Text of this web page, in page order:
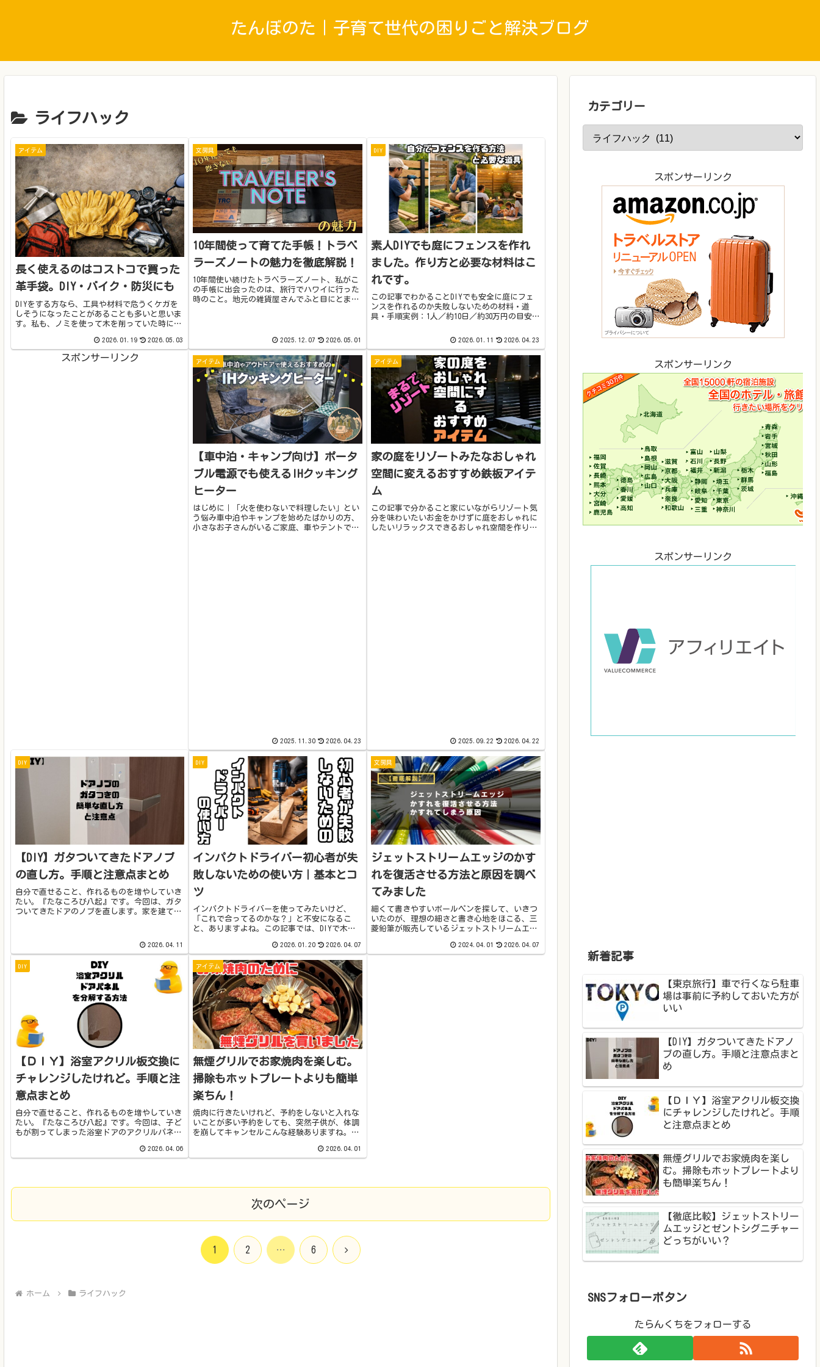
たんぼのた｜子育て世代の困りごと解決ブログ
ライフハック
アイテム
長く使えるのはコストコで買った
革手袋。DIY・バイク・防災にも
DIYをする方なら、工具や材料で危うくケガを
しそうになったことがあることも多いと思いま
す。私も、ノミを使って木を削っていた時に、
した。悪いことに素手で作業をしていたのでケ
ガをしてしまい、今も傷跡が薄...
2026.01.19 2026.05.03
文房具
10年間使って育てた手帳！トラベ
ラーズノートの魅力を徹底解説！
10年間使い続けたトラベラーズノート、私がこ
の手帳に出会ったのは、旅行でハワイに行った
時のこと。地元の雑貨屋さんでふと目にとまっ
2025.12.07 2026.05.01
DIY
素人DIYでも庭にフェンスを作れ
ました。作り方と必要な材料はこ
れです。
この記事でわかることDIYでも安全に庭にフェ
ンスを作れるのか失敗しないための材料・道
具・手順実例：1人／約10日／約30万円の目安倒
一緒に作る方が多い一方、家を建ててしばらく
2026.01.11 2026.04.23
スポンサーリンク アイテム
【車中泊・キャンプ向け】ポータ
ブル電源でも使えるIHクッキング
ヒーター
はじめに｜「火を使わないで料理したい」とい
う悩み車中泊やキャンプを始めたばかりの方、
小さなお子さんがいるご家庭、車やテントで火
2025.11.30 2026.04.23
アイテム
家の庭をリゾートみたなおしゃれ
空間に変えるおすすめ鉄板アイテ
ム
この記事で分かること家にいながらリゾート気
分を味わいたいお金をかけずに庭をおしゃれに
したいリラックスできるおしゃれ空間を作りた
2025.09.22 2026.04.22
DIY
【DIY】ガタついてきたドアノブ
の直し方。手順と注意点まとめ
自分で直せること、作れるものを増やしていき
たい。『たなころび八起』です。今回は、ガタ
ついてきたドアのノブを直します。家を建てた
が、ガタガタしてきました。ポロ... 2026.04.11
DIY
インパクトドライバー初心者が失
敗しないための使い方｜基本とコ
ツ
インパクトドライバーを使ってみたいけど、
「これで合ってるのかな？」と不安になるこ
と、ありますよね。この記事では、DIYで木工
安全のコツを発信しています。インパクトドラ
イバーはとても便利ですが、慣れな...
2026.01.20 2026.04.07
文房具
ジェットストリームエッジのかす
れを復活させる方法と原因を調べ
てみました
細くて書きやすいボールペンを探して、いきつ
いたのが、理想の細さと書き心地をほこる、三
菱鉛筆が販売しているジェットストリームエッ
と超極細で世界一（2019年8月現在）書き心地も
サラサラで、最高の一...
2024.04.01 2026.04.07
DIY
【ＤＩＹ】浴室アクリル板交換に
チャレンジしたけれど。手順と注
意点まとめ
自分で直せること、作れるものを増やしていき
たい。『たなころび八起』です。今回は、子ど
もが割ってしまった浴室ドアのアクリルパネル
は、ひびが入っただけじゃなく、完全に割れて
2026.04.06
アイテム
無煙グリルでお家焼肉を楽しむ。
掃除もホットプレートよりも簡単
楽ちん！
焼肉に行きたいけれど、予約をしないと入れな
いことが多い予約をしても、突然子供が、体調
を崩してキャンセルこんな経験ありますね。ほ
や掃除が面倒くさいといった方も多いんです。
2026.04.01
次のページ
1 2 … 6 次
ホーム ライフハック
カテゴリー
スポンサーリンク
スポンサーリンク
スポンサーリンク
新着記事
【東京旅行】車で行くなら駐車
場は事前に予約しておいた方が
いい
【DIY】ガタついてきたドアノ
ブの直し方。手順と注意点まと
め
【ＤＩＹ】浴室アクリル板交換
にチャレンジしたけれど。手順
と注意点まとめ
無煙グリルでお家焼肉を楽し
む。掃除もホットプレートより
も簡単楽ちん！
【徹底比較】ジェットストリー
ムエッジとゼントシグニチャー
どっちがいい？
SNSフォローボタン
たらんくちをフォローする